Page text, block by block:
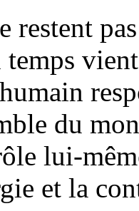
restent
du
lui-
et la